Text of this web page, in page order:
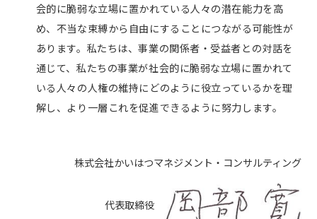
会的に脆弱な立場に置かれている人々の潜在能力を高
め、不当な束縛から自由にすることにつながる可能性が
あります。私たちは、事業の関係者・受益者との対話を
通じて、私たちの事業が社会的に脆弱な立場に置かれて
いる人々の人権の維持にどのように役立っているかを理
解し、より一層これを促進できるように努力します。
株式会社かいはつマネジメント・コンサルティング
代表取締役